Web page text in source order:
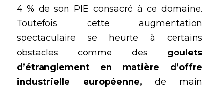
4 % de son PIB consacré à ce domaine.
Toutefois cette augmentation
spectaculaire se heurte à certains
obstacles comme des goulets
d’étranglement en matière d’offre
industrielle européenne, de main